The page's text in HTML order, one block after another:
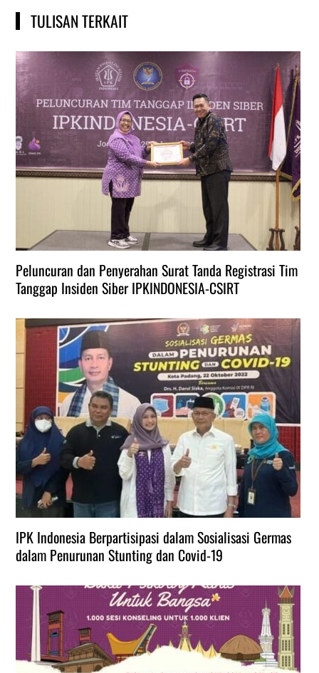
TULISAN TERKAIT
Peluncuran dan Penyerahan Surat Tanda Registrasi Tim
Tanggap Insiden Siber IPKINDONESIA-CSIRT
IPK Indonesia Berpartisipasi dalam Sosialisasi Germas
dalam Penurunan Stunting dan Covid-19